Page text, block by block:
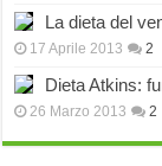
La dieta del
17 Aprile 2013 2
Dieta Atkins:
26 Marzo 2013 2